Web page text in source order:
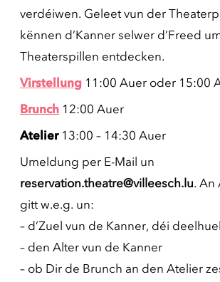
verdéiwen. Geleet vun der
kënnen d’Kanner selwer d’Freed
Theaterspillen entdecken.
Virstellung 11:00 Auer oder 15:00
Brunch 12:00 Auer
Atelier 13:00 – 14:30 Auer
Umeldung per E-Mail un
reservation.theatre@villeesch.lu. An
gitt w.e.g. un:
– d’Zuel vun de Kanner, déi
– den Alter vun de Kanner
– ob Dir de Brunch an den Atelier